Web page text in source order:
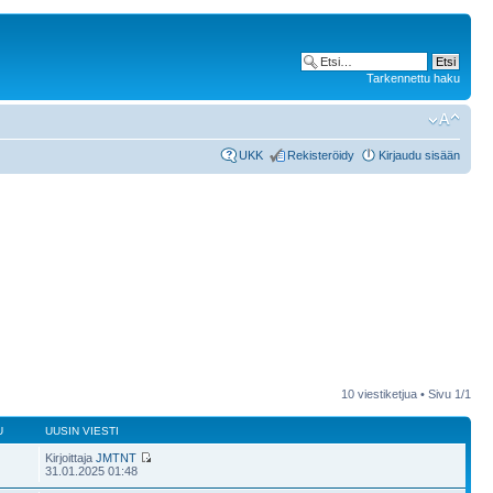
Tarkennettu haku
UKK Rekisteröidy Kirjaudu sisään
10 viestiketjua • Sivu 1/1
UUSIN VIESTI
KirjoittajaJMTNT
31.01.2025 01:48